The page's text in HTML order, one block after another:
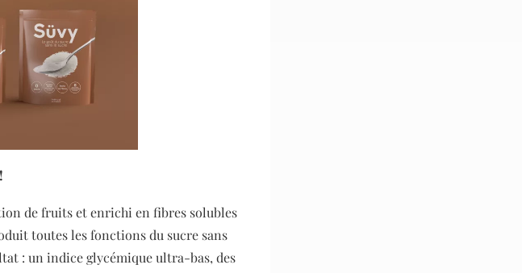
de fruits et enrichi en fibres solubles
toutes les fonctions du sucre sans
: un indice glycémique ultra-bas, des